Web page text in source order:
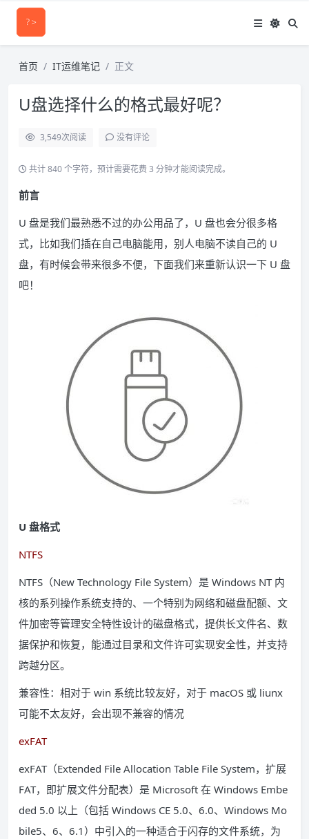
首页 IT运维笔记 正文
U盘选择什么的格式最好呢？
3,549次阅读 没有评论
共计 840 个字符，预计需要花费 3 分钟才能阅读完成。
前言
U 盘是我们最熟悉不过的办公用品了，U 盘也会分很多格
式，比如我们插在自己电脑能用，别人电脑不读自己的 U
盘，有时候会带来很多不便，下面我们来重新认识一下 U 盘
吧！
U 盘格式
NTFS
NTFS（New Technology File System）是 Windows NT 内
核的系列操作系统支持的、一个特别为网络和磁盘配额、文
件加密等管理安全特性设计的磁盘格式，提供长文件名、数
据保护和恢复，能通过目录和文件许可实现安全性，并支持
跨越分区。
兼容性：相对于 win 系统比较友好，对于 macOS 或 liunx
可能不太友好，会出现不兼容的情况
exFAT
exFAT（Extended File Allocation Table File System，扩展
FAT，即扩展文件分配表）是 Microsoft 在 Windows Embe
ded 5.0 以上（包括 Windows CE 5.0、6.0、Windows Mo
bile5、6、6.1）中引入的一种适合于闪存的文件系统，为